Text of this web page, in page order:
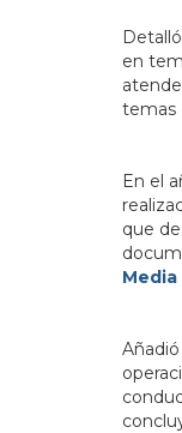
en
temas
En el
que